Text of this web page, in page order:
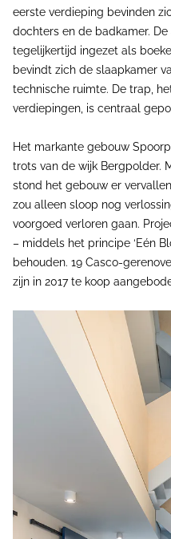
eerste verdieping bevinden
dochters en de badkamer.
tegelijkertijd ingezet als
bevindt zich de slaapkamer
technische ruimte. De trap,
verdiepingen, is centraal
Het markante gebouw
trots van de wijk Bergpolder.
stond het gebouw er
zou alleen sloop nog
voorgoed verloren gaan.
– middels het principe ‘Eén
behouden. 19 Casco-
zijn in 2017 te koop